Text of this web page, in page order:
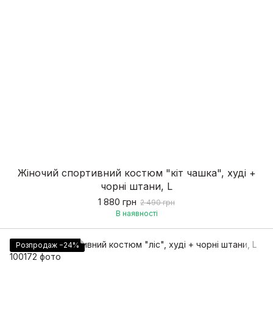
Жіночий спортивний костюм "кіт чашка", худі +
чорні штани, L
1 880 грн 2 490 грн
В наявності
Розпродаж −24%